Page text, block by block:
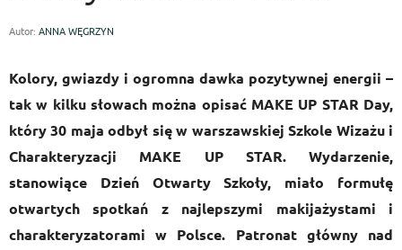
Autor: ANNA WĘGRZYN
Kolory, gwiazdy i ogromna dawka pozytywnej energii –
tak w kilku słowach można opisać MAKE UP STAR Day,
który 30 maja odbył się w warszawskiej Szkole Wizażu i
Charakteryzacji MAKE UP STAR. Wydarzenie,
stanowiące Dzień Otwarty Szkoły, miało formułę
otwartych spotkań z najlepszymi makijażystami i
charakteryzatorami w Polsce. Patronat główny nad